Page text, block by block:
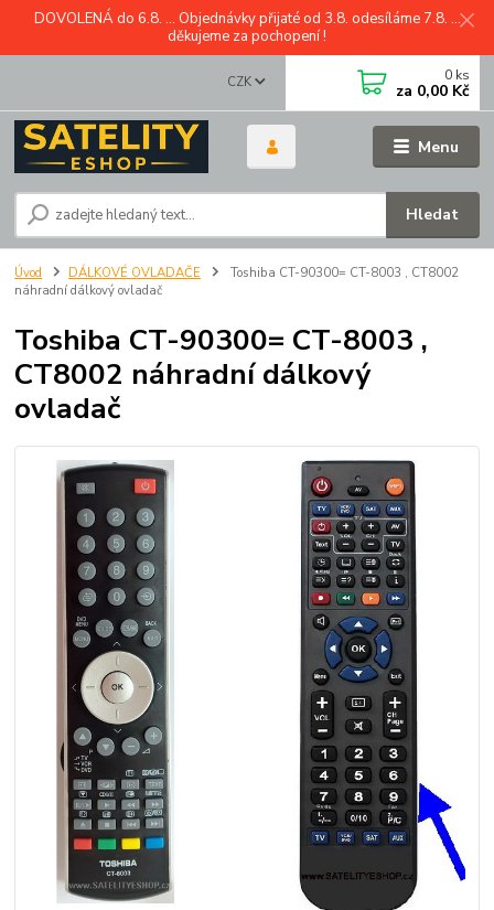
DOVOLENÁ do 6.8. ... Objednávky přijaté od 3.8. odesíláme 7.8. ...
děkujeme za pochopení !
Menu
CZK
Hledat
0 ks
za 0,00 Kč
Úvod DÁLKOVÉ OVLADAČE
Toshiba CT-90300= CT-8003 , CT8002
náhradní dálkový ovladač
Toshiba CT-90300= CT-8003 ,
CT8002 náhradní dálkový
ovladač